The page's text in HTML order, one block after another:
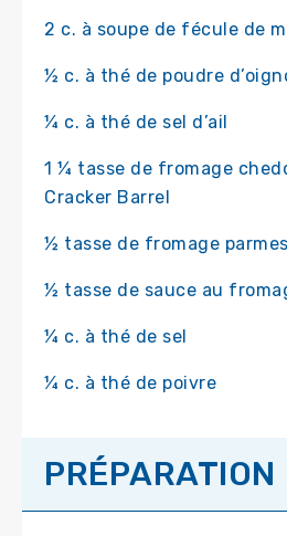
2 c. à soupe de fécule de
½ c. à thé de poudre
¼ c. à thé de sel d’ail
1 ¼ tasse de fromage
Cracker Barrel
½ tasse de fromage
½ tasse de sauce au
¼ c. à thé de sel
¼ c. à thé de poivre
PRÉPARATION